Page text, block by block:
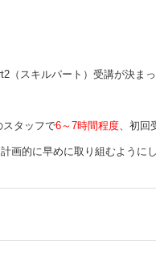
（スキルパート）受講が決ま
タッフで6～7時間程度 、初
画的に早めに取り組むようにし